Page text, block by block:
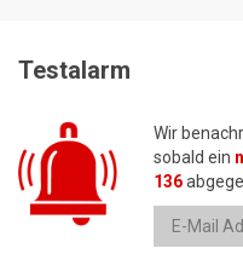
Testalarm
Wir
sobald ein
136